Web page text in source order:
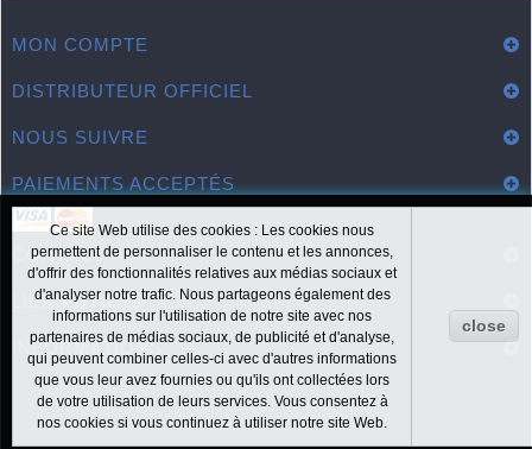
MON COMPTE
DISTRIBUTEUR OFFICIEL
NOUS SUIVRE
PAIEMENTS ACCEPTÉS
CONTACT
Ce site Web utilise des cookies : Les cookies nous
permettent de personnaliser le contenu et les annonces,
d'offrir des fonctionnalités relatives aux médias sociaux et
d'analyser notre trafic. Nous partageons également des
informations sur l'utilisation de notre site avec nos
partenaires de médias sociaux, de publicité et d'analyse,
qui peuvent combiner celles-ci avec d'autres informations
que vous leur avez fournies ou qu'ils ont collectées lors
de votre utilisation de leurs services. Vous consentez à
nos cookies si vous continuez à utiliser notre site Web.
close
LIENS UTILES
INFORMATIONS